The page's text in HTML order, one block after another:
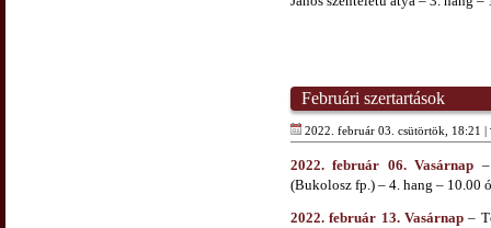
Februári szertartások
2022. február 03. csütörtök, 18:21 |
2022. február 06. Vasárnap
(Bukolosz fp.) – 4. hang – 10.00
2022. február 13. Vasárnap –